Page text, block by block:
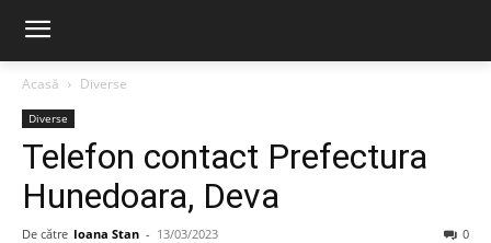
Acasă Diverse
Diverse
Telefon contact Prefectura
Hunedoara, Deva
De către Ioana Stan - 13/03/2023 0